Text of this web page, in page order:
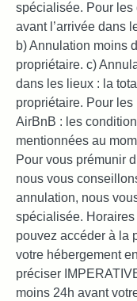
spécialisée. Pour les
avant l’arrivée dans
b) Annulation moins
propriétaire. c)
dans les lieux : la
propriétaire. Pour
AirBnB : les
mentionnées au
Pour vous prémunir
nous vous
annulation, nous
spécialisée.
pouvez accéder à la
votre hébergement
préciser
moins 24h avant